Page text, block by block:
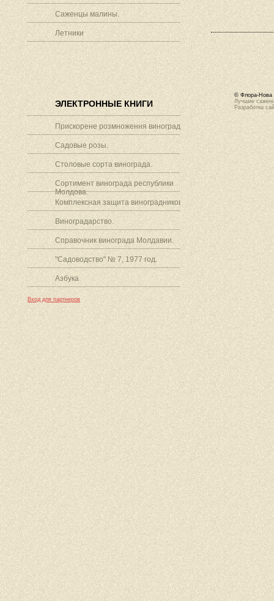
Саженцы малины.
Летники
ЭЛЕКТРОННЫЕ КНИГИ
Прискорене розмноження винограду.
Садовые розы.
Столовые сорта винограда.
Сортимент винограда республики
Молдова.
Комплексная защита виноградников.
Виноградарство.
Справочник винограда Молдавии.
"Садоводство" № 7, 1977 год.
Азбука
Вход для партнеров
© Флора-Нова
Лучшие
Разработка